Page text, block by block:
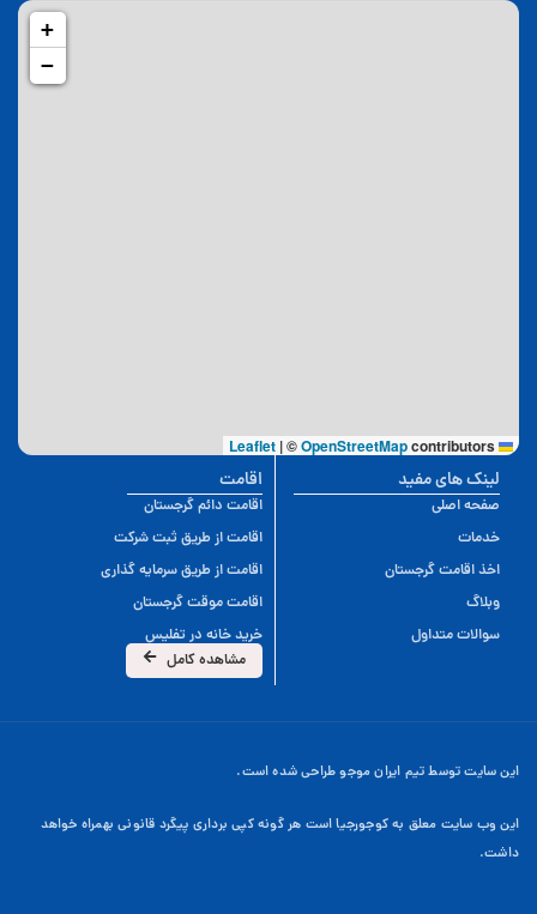
+
−
Leaflet
|©OpenStreetMapcontributors
اقامت
اقامت دائم گرجستان
اقامت از طریق ثبت شرکت
اقامت از طریق سرمایه گذاری
اقامت موقت گرجستان
خرید خانه در تفلیس
مشاهده کامل
لینک های مفید
صفحه اصلی
خدمات
اخذ اقامت گرجستان
وبلاگ
سوالات متداول
این سایت توسط تیم ایران موجو طراحی شده است.
این وب سایت معلق به کوجورجیا است هر گونه کپی برداری پیگرد قانونی بهمراه خواهد
داشت.